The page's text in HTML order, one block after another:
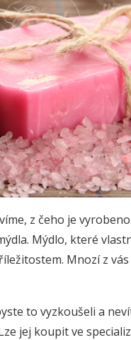
z čeho je
Mýdlo, které
Mnozí z
to vyzkoušeli a
jej koupit ve